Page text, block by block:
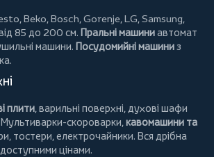
, Beko, Bosch, Gorenje, LG, Samsung,
85 до 200 см. Пральні машиниавтомат
машини. Посудомийні машиниз
плити, варильні поверхні, духові шафи
Мультиварки-скороварки, кавомашини та
, тостери, електрочайники. Вся дрібна
цінами.